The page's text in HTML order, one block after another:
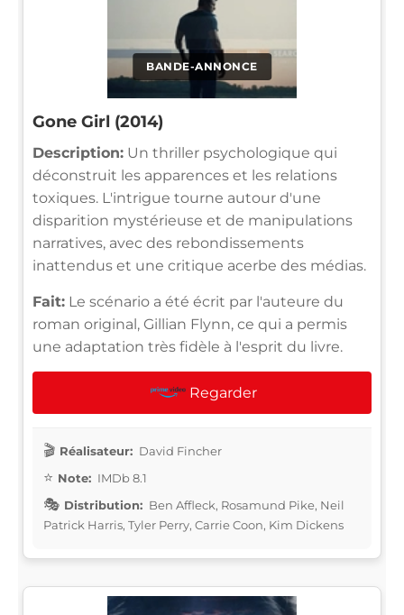
BANDE-ANNONCE
Gone Girl (2014)
Description: Un thriller psychologique qui
déconstruit les apparences et les relations
toxiques. L'intrigue tourne autour d'une
disparition mystérieuse et de manipulations
narratives, avec des rebondissements
inattendus et une critique acerbe des médias.
Fait: Le scénario a été écrit par l'auteure du
roman original, Gillian Flynn, ce qui a permis
une adaptation très fidèle à l'esprit du livre.
Regarder
Réalisateur: David Fincher
Note: IMDb 8.1
Distribution: Ben Affleck, Rosamund Pike, Neil
Patrick Harris, Tyler Perry, Carrie Coon, Kim Dickens